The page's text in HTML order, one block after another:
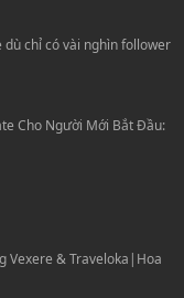
dù chỉ có vài nghìn follower
Cho Người Mới Bắt Đầu:
Vexere & Traveloka|Hoa